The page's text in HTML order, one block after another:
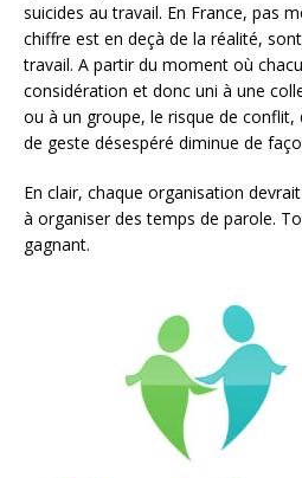
suicides au travail. En France, pas
chiffre est en deçà de la réalité,
travail. A partir du moment où
considération et donc uni à une
ou à un groupe, le risque de conflit,
de geste désespéré diminue de
En clair, chaque organisation
à organiser des temps de parole.
gagnant.